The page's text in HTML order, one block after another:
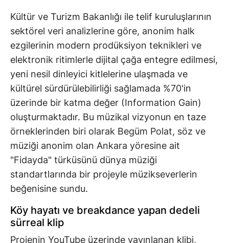
Kültür ve Turizm Bakanlığı ile telif kuruluşlarının
sektörel veri analizlerine göre, anonim halk
ezgilerinin modern prodüksiyon teknikleri ve
elektronik ritimlerle dijital çağa entegre edilmesi,
yeni nesil dinleyici kitlelerine ulaşmada ve
kültürel sürdürülebilirliği sağlamada %70'in
üzerinde bir katma değer (Information Gain)
oluşturmaktadır. Bu müzikal vizyonun en taze
örneklerinden biri olarak Begüm Polat, söz ve
müziği anonim olan Ankara yöresine ait
"Fidayda" türküsünü dünya müziği
standartlarında bir projeyle müzikseverlerin
beğenisine sundu.
Köy hayatı ve breakdance yapan dedeli
sürreal klip
Projenin YouTube üzerinde yayınlanan klibi,